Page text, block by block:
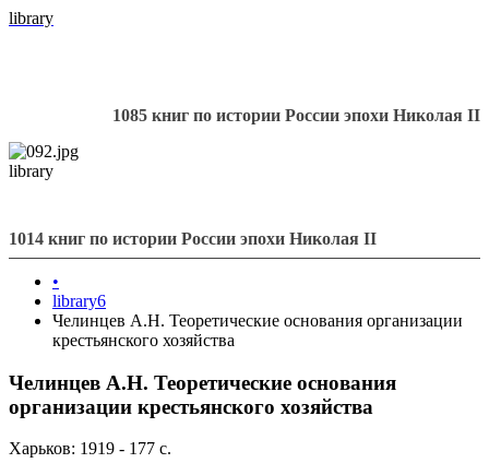
library
1085 книг по истории России эпохи Николая II
library
1014 книг по истории России эпохи Николая II
•
library6
Челинцев А.Н. Теоретические основания организации
крестьянского хозяйства
Челинцев А.Н. Теоретические основания
организации крестьянского хозяйства
Харьков: 1919 - 177 с.